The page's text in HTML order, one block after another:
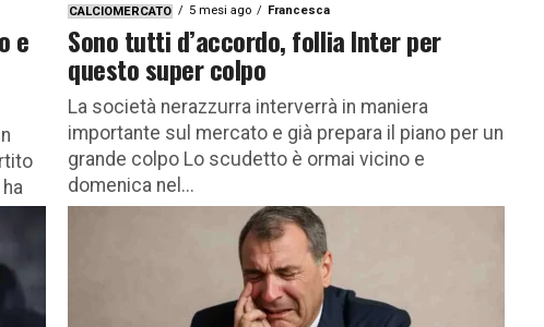
e
CALCIOMERCATO 5 mesi ago Francesca
Sono tutti d’accordo, follia Inter per
questo super colpo
La società nerazzurra interverrà in maniera
importante sul mercato e già prepara il piano per un
grande colpo Lo scudetto è ormai vicino e
domenica nel...